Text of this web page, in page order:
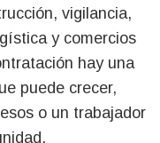
vigilancia,
y comercios
hay una
puede crecer,
o un trabajador